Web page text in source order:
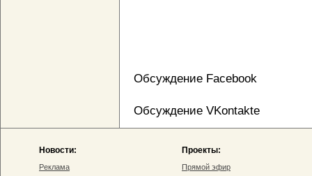
Обсуждение Facebook
Обсуждение VKontakte
Новости:
Реклама
Проекты:
Прямой эфир